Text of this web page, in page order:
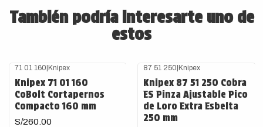
También podría interesarte uno de
estos
71 01 160|Knipex
Knipex 71 01 160
CoBolt Cortapernos
Compacto 160 mm
S/260.00
87 51 250|Knipex
Knipex 87 51 250 Cobra
ES Pinza Ajustable Pico
de Loro Extra Esbelta
250 mm